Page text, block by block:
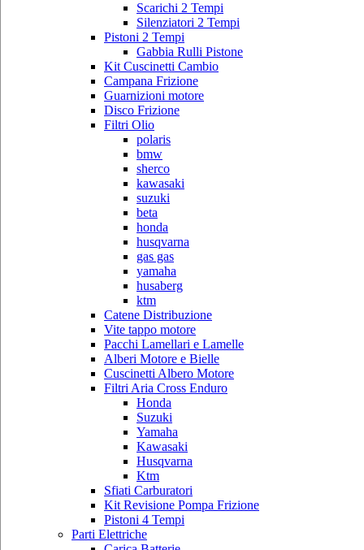
Scarichi 2 Tempi
Silenziatori 2 Tempi
Pistoni 2 Tempi
Gabbia Rulli Pistone
Kit Cuscinetti Cambio
Campana Frizione
Guarnizioni motore
Disco Frizione
Filtri Olio
polaris
bmw
sherco
kawasaki
suzuki
beta
honda
husqvarna
gas gas
yamaha
husaberg
ktm
Catene Distribuzione
Vite tappo motore
Pacchi Lamellari e Lamelle
Alberi Motore e Bielle
Cuscinetti Albero Motore
Filtri Aria Cross Enduro
Honda
Suzuki
Yamaha
Kawasaki
Husqvarna
Ktm
Sfiati Carburatori
Kit Revisione Pompa Frizione
Pistoni 4 Tempi
Parti Elettriche